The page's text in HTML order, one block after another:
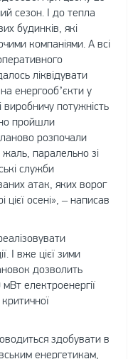
сезон. І до тепла
будинків, які
компаніями. А всі
ліквідувати
енергооб’єкти у
виробничу потужність
пройшли
розпочали
паралельно зі
служби
атак, яких ворог
цієї осені», – написав
І вже цієї зими
дозволить
електроенергії
здобувати в
енергетикам,